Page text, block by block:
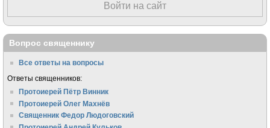
Войти на сайт
Вопрос священнику
Все ответы на вопросы
Ответы священников:
Протоиерей Пётр Винник
Протоиерей Олег Махнёв
Священник Федор Людоговский